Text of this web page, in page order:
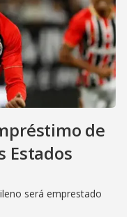
de
Estados
será emprestado